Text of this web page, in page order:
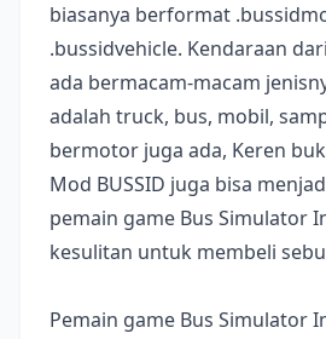
biasanya berformat
.bussidvehicle. Kendaraan
ada bermacam-macam
adalah truck, bus, mobil,
bermotor juga ada, Keren
Mod BUSSID juga bisa
pemain game Bus Simulator
kesulitan untuk membeli
Pemain game Bus Simulator